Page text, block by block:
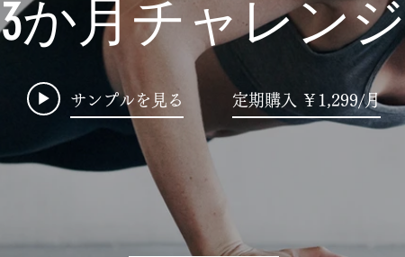
3か月チャレンジ
サンプルを見る 定期購入 ￥1,299/月